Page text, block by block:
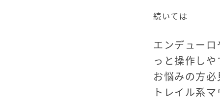
続いては
エンデュー
っと操作し
お悩みの方
トレイル系